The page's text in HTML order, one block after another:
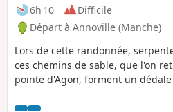
6h 10
Difficile
Départ à Annoville (Manche)
Lors de cette randonnée,
ces chemins de sable, que l'on
pointe d'Agon, forment un
parcourir de paisibles petites